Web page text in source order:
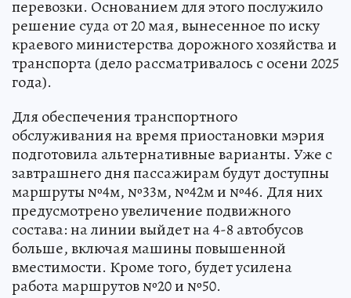
перевозки. Основанием для этого послужило
решение суда от 20 мая, вынесенное по иску
краевого министерства дорожного хозяйства и
транспорта (дело рассматривалось с осени 2025
года).
Для обеспечения транспортного
обслуживания на время приостановки мэрия
подготовила альтернативные варианты. Уже с
завтрашнего дня пассажирам будут доступны
маршруты №4м, №33м, №42м и №46. Для них
предусмотрено увеличение подвижного
состава: на линии выйдет на 4-8 автобусов
больше, включая машины повышенной
вместимости. Кроме того, будет усилена
работа маршрутов №20 и №50.